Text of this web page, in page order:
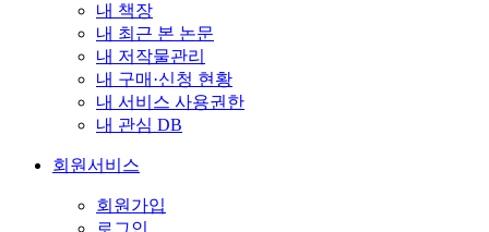
내 책장
내 최근 본 논문
내 저작물관리
내 구매·신청 현황
내 서비스 사용권한
내 관심 DB
회원서비스
회원가입
로그인